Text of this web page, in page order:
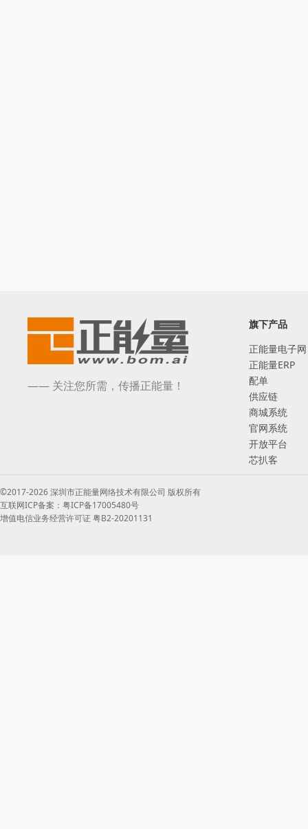
—— 关注您所需，传播正能量！
旗下产品
正能量电子网
正能量ERP
配单
供应链
商城系统
官网系统
开放平台
芯扒客
©2017-2026 深圳市正能量网络技术有限公司 版权所有
互联网ICP备案：粤ICP备17005480号
增值电信业务经营许可证 粤B2-20201131